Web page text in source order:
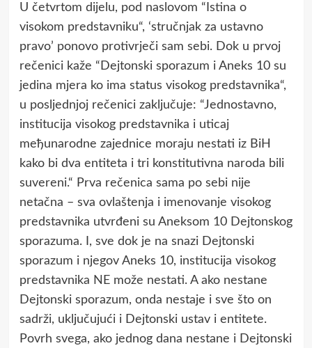
U četvrtom dijelu, pod naslovom “Istina o
visokom predstavniku“, ‘stručnjak za ustavno
pravo’ ponovo protivrječi sam sebi. Dok u prvoj
rečenici kaže “Dejtonski sporazum i Aneks 10 su
jedina mjera ko ima status visokog predstavnika“,
u posljednjoj rečenici zaključuje: “Jednostavno,
instituciјa visokog predstavnika i uticaј
meђunarodne zaјednice moraјu nestati iz BiH
kako bi dva entiteta i tri konstitutivna naroda bili
suvereni.“ Prva rečenica sama po sebi nije
netačna – sva ovlaštenja i imenovanje visokog
predstavnika utvrđeni su Aneksom 10 Dejtonskog
sporazuma. I, sve dok je na snazi Dejtonski
sporazum i njegov Aneks 10, institucija visokog
predstavnika NE može nestati. A ako nestane
Dejtonski sporazum, onda nestaje i sve što on
sadrži, uključujući i Dejtonski ustav i entitete.
Povrh svega, ako jednog dana nestane i Dejtonski